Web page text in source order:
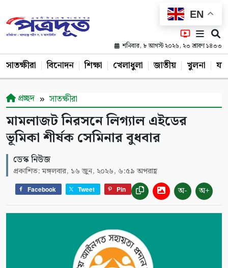
EN
শনিবার, ৮ আগস্ট ২০২৬, ২৩ শ্রাবণ ১৪৩৩
সাতক্ষীরা বিনোদন শিক্ষা খেলাধুলা জাতীয় খুলনা
প্রচ্ছদ সাতক্ষীরা
মামলাজট নিরসনে লিগ্যাল এইডের
ভূমিকা শীর্ষক সেমিনার বুধবার
ডেস্ক নিউজ
প্রকাশিত: মঙ্গলবার, ১৬ জুন, ২০২৬, ৬:৫৯ অপরাহ্ণ
Facebook Tweet Pin অ- অ+